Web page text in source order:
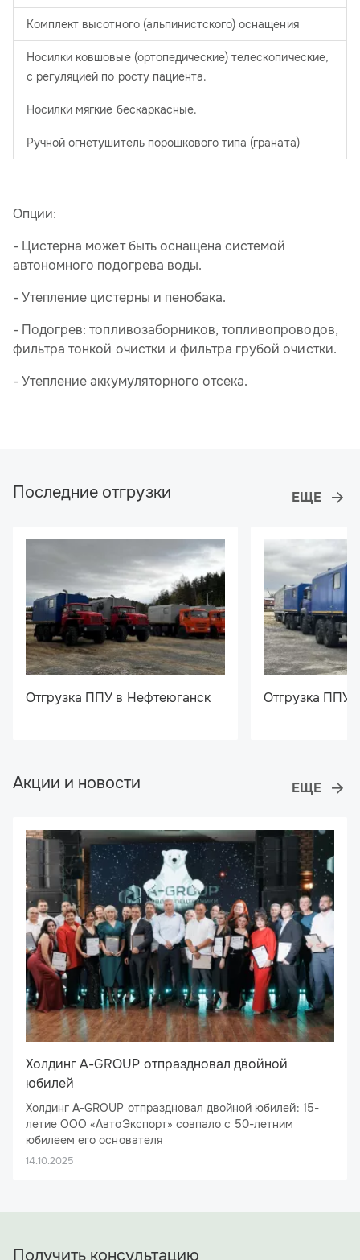
Комплект высотного (альпинистского) оснащения
Носилки ковшовые (ортопедические) телескопические,
с регуляцией по росту пациента.
Носилки мягкие бескаркасные.
Ручной огнетушитель порошкового типа (граната)
Опции:
- Цистерна может быть оснащена системой
автономного подогрева воды.
- Утепление цистерны и пенобака.
- Подогрев: топливозаборников, топливопроводов,
фильтра тонкой очистки и фильтра грубой очистки.
- Утепление аккумуляторного отсека.
Последние отгрузки
Отгрузка ППУ в Нефтеюганск Отгрузка ППУ
Акции и новости
Холдинг A-GROUP отпраздновал двойной
юбилей
Холдинг A-GROUP отпраздновал двойной юбилей: 15-
летие ООО «АвтоЭкспорт» совпало с 50-летним
юбилеем его основателя
26 сентября 2025 года ресторан «Брецель Бройхауз»
Под сводами ресторана собрались не только
14.10.2025
Получить консультацию